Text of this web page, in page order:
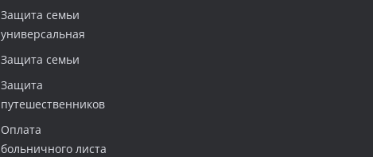
Защита семьи
универсальная
Защита семьи
Защита
путешественников
Оплата
больничного листа